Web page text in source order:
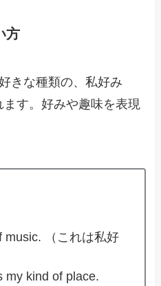
方
きな種類の、私好み
す。好みや趣味を表現
music. （これは私好
my kind of place.